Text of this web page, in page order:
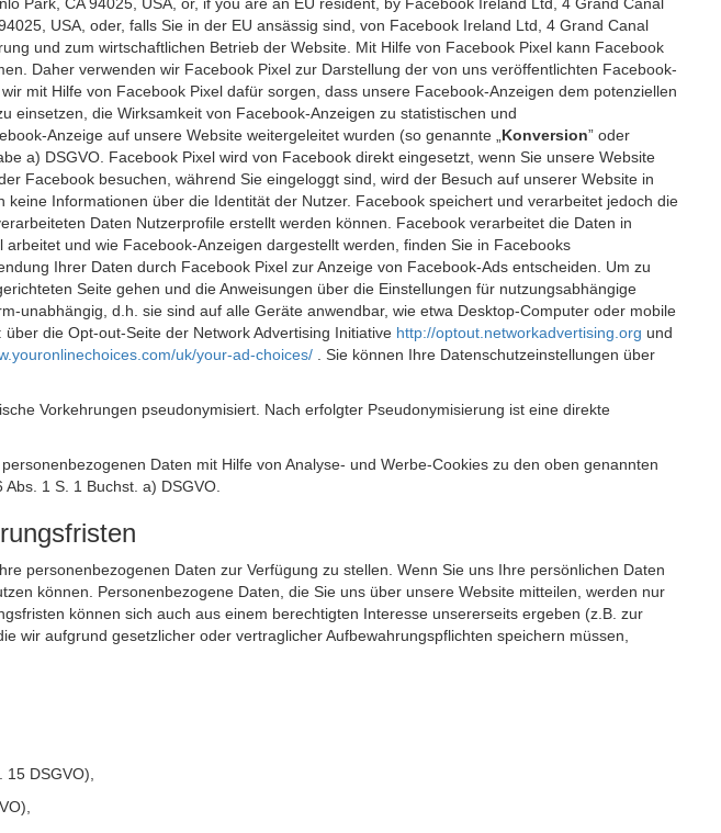
USA, oder, falls Sie in der EU ansässig sind, von Facebook Ireland Ltd, 4 Grand Canal
und zum wirtschaftlichen Betrieb der Website. Mit Hilfe von Facebook Pixel kann Facebook
Daher verwenden wir Facebook Pixel zur Darstellung der von uns veröffentlichten Facebook-
mit Hilfe von Facebook Pixel dafür sorgen, dass unsere Facebook-Anzeigen dem potenziellen
einsetzen, die Wirksamkeit von Facebook-Anzeigen zu statistischen und
Anzeige auf unsere Website weitergeleitet wurden (so genannte „ Konversion” oder
a) DSGVO. Facebook Pixel wird von Facebook direkt eingesetzt, wenn Sie unsere Website
Facebook besuchen, während Sie eingeloggt sind, wird der Besuch auf unserer Website in
Informationen über die Identität der Nutzer. Facebook speichert und verarbeitet jedoch die
Daten Nutzerprofile erstellt werden können. Facebook verarbeitet die Daten in
und wie Facebook-Anzeigen dargestellt werden, finden Sie in Facebooks
Ihrer Daten durch Facebook Pixel zur Anzeige von Facebook-Ads entscheiden. Um zu
Seite gehen und die Anweisungen über die Einstellungen für nutzungsabhängige
unabhängig, d.h. sie sind auf alle Geräte anwendbar, wie etwa Desktop-Computer oder mobile
die Opt-out-Seite der Network Advertising Initiative http://optout.networkadvertising.org und
uk/your-ad-choices/
. Sie können Ihre Datenschutzeinstellungen über
Vorkehrungen pseudonymisiert. Nach erfolgter Pseudonymisierung ist eine direkte
Daten mit Hilfe von Analyse- und Werbe-Cookies zu den oben genannten
1 S. 1 Buchst. a) DSGVO.
personenbezogenen Daten zur Verfügung zu stellen. Wenn Sie uns Ihre persönlichen Daten
können. Personenbezogene Daten, die Sie uns über unsere Website mitteilen, werden nur
können sich auch aus einem berechtigten Interesse unsererseits ergeben (z.B. zur
wir aufgrund gesetzlicher oder vertraglicher Aufbewahrungspflichten speichern müssen,
DSGVO),